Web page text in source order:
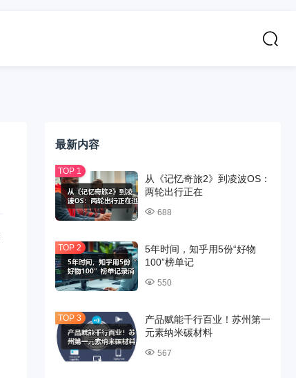
最新内容
从《记忆奇旅2》到凌波OS：
两轮出行正在
688
5年时间，知乎用5份“好物
100”榜单记
550
产品赋能千行百业！苏州第一
元素纳米碳材料
567